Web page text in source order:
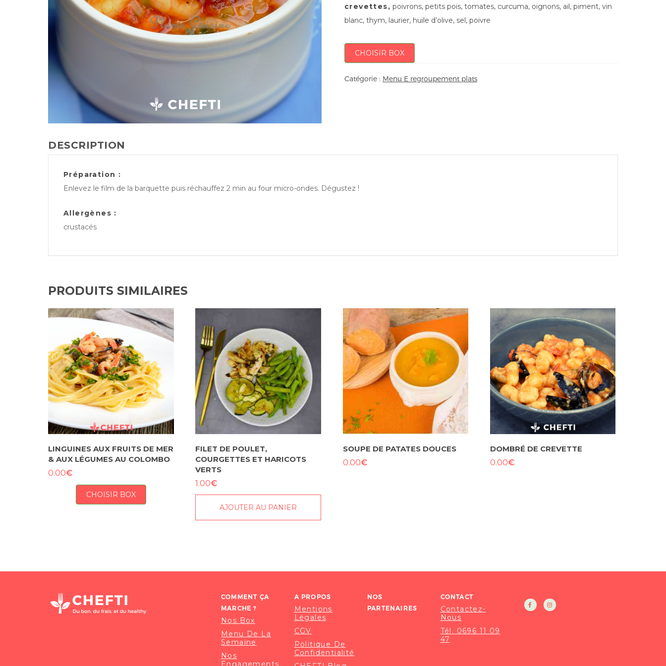
crevettes, poivrons, petits pois, tomates, curcuma, oignons, ail, piment, vin
blanc, thym, laurier, huile d’olive, sel, poivre
CHOISIR BOX
Catégorie : Menu E regroupement plats
DESCRIPTION
Préparation :
Enlevez le film de la barquette puis réchauffez 2 min au four micro-ondes. Dégustez !
Allergènes :
crustacés
PRODUITS SIMILAIRES
LINGUINES AUX FRUITS DE MER
& AUX LÉGUMES AU COLOMBO
0.00€
CHOISIR BOX
FILET DE POULET,
COURGETTES ET HARICOTS
VERTS
1.00€
AJOUTER AU PANIER
SOUPE DE PATATES DOUCES
0.00€
DOMBRÉ DE CREVETTE
0.00€
COMMENT ÇA
MARCHE ?
Nos Box
Menu De La
Semaine
Nos
Engagements
A PROPOS
Mentions
Légales
CGV
Politique De
Confidentialité
NOS
PARTENAIRES
CONTACT
Contactez-
Nous
Tél. 0696 11 09
47